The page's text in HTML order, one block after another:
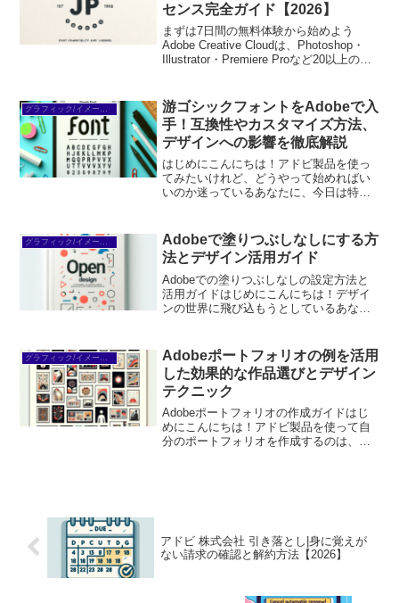
センス完全ガイド【2026】
まずは7日間の無料体験から始めよう
Adobe Creative Cloudは、Photoshop・
Illustrator・Premiere Proなど20以上のア
→※...
グラフィック/イメージ編集
游ゴシックフォントをAdobeで入
手！互換性やカスタマイズ方法、
デザインへの影響を徹底解説
はじめにこんにちは！アドビ製品を使っ
てみたいけれど、どうやって始めればい
いのか迷っているあなたに、今日は特に
本であり、正しいフォントを選ぶことで
作品の印象が大きく変わり...
グラフィック/イメージ編集
Adobeで塗りつぶしなしにする方
法とデザイン活用ガイド
Adobeでの塗りつぶしなしの設定方法と
活用ガイドはじめにこんにちは！デザイ
ンの世界に飛び込もうとしているあな
ぶしなしの設定方法はどうするのか、さ
まざまな疑問が浮か...
Adobeポートフォリオの例を活用
した効果的な作品選びとデザイン
テクニック
Adobeポートフォリオの作成ガイドはじ
めにこんにちは！アドビ製品を使って自
分のポートフォリオを作成するのは、ク
アドビ 株式会社 引き落とし|身に覚えが
ない請求の確認と解約方法【2026】